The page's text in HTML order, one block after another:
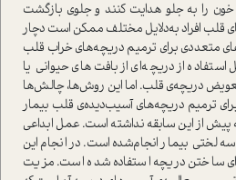
خون را به جلو هدایت کنند و جلوی بازگشت
قلب افراد به‌دلایل مختلف ممکن ا‌ست دچار
متعددی برای ترمیم دریچه‌های خراب قلب
از دریچه‌ای از بافت‌های حیوانی یا
دریچه‌ی قلب. اما این روش‌ها، چالش‌ها
ترمیم دریچه‌های آسیب‌دیده‌ی قلب بیمار
پیش از این سابقه نداشته ا‌ست. عمل ابداعی
لختی بیمار انجام‌شده ا‌ست. در انجام این
ساختن دریچه ا‌ستفاده شده ا‌ست. مزیت